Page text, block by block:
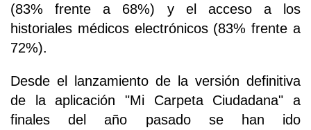
(83% frente a 68%) y el acceso a los
historiales médicos electrónicos (83% frente a
72%).
Desde el lanzamiento de la versión definitiva
de la aplicación "Mi Carpeta Ciudadana" a
finales del año pasado se han ido